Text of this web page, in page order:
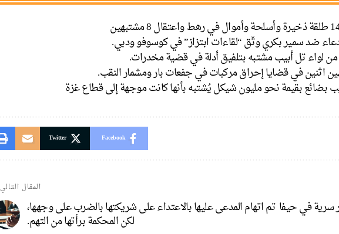
ضد سمير بكري وثّق “لقاءات ابتزاز” في كوسوفو ودبي.
لواء تل أبيب مشتبه بتلفيق أدلة في قضية مخدرات.
اثنين في قضايا إحراق مركبات في جفعات بار ومشمار النقب.
بضائع بقيمة نحو مليون شيكل يُشتبه بأنها كانت موجهة إلى قطاع غزة
Facebook
Twitter
سرية في حيفا
المقال التالي
تم اتهام المدعى عليها بالاعتداء على شريكتها بالضرب على وجهها،
لكن المحكمة برأتها من التهم.